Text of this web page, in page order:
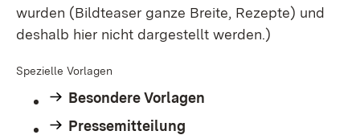
wurden (Bildteaser ganze Breite, Rezepte) und
deshalb hier nicht dargestellt werden.)
Spezielle Vorlagen
Besondere Vorlagen
Pressemitteilung